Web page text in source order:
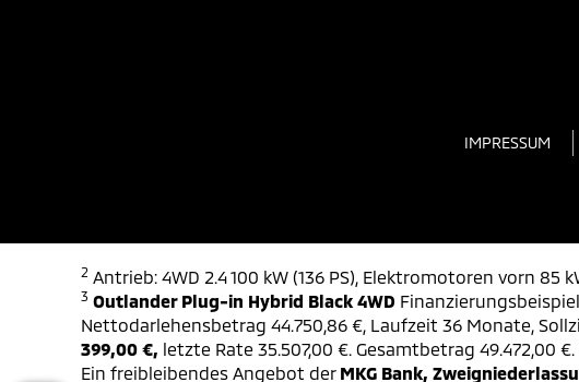
IMPRESSUM
2 Antrieb: 4WD 2.4 100 kW (136 PS), Elektromotoren vorn 85
3 Outlander Plug-in Hybrid Black 4WD
Nettodarlehensbetrag 44.750,86 €, Laufzeit 36 Monate,
399,00 €, letzte Rate 35.507,00 €. Gesamtbetrag 49.472,00
Ein freibleibendes Angebot der MKG Bank,